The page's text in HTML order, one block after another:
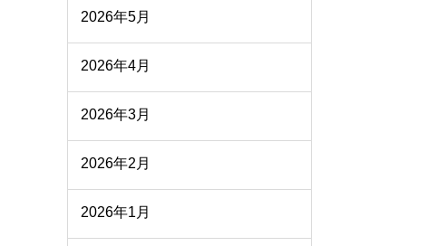
2026年5月
2026年4月
2026年3月
2026年2月
2026年1月